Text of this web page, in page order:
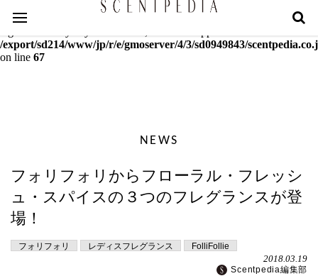
Warning
: mcrypt_decrypt(): Key of size 18 not supported by this
/export/sd214/www/jp/r/e/gmoserver/4/3/sd0949843/
on line 67
NEWS
フォリフォリからフローラル・フレッシ
ュ・スパイスの３つのフレグランスが登
場！
フォリフォリ レディスフレグランス FolliFollie
2018.03.19
Scentpedia編集部